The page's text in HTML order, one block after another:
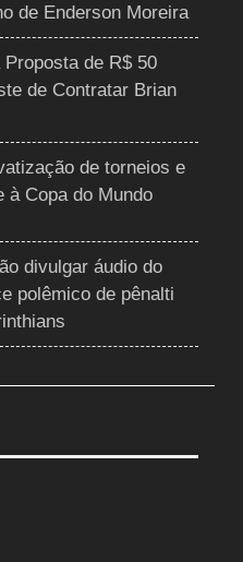
de Enderson Moreira
de R$ 50
de Contratar Brian
de torneios e
à Copa do Mundo
divulgar áudio do
polêmico de pênalti